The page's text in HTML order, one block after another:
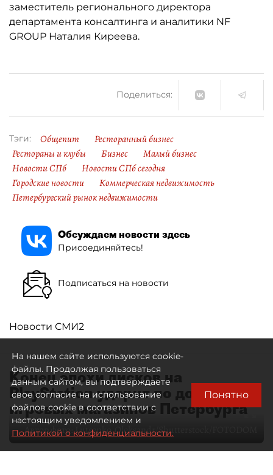
заместитель регионального директора
департамента консалтинга и аналитики NF
GROUP Наталия Киреева.
Поделиться:
Тэги: Общепит
Ресторанный бизнес
Рестораны и клубы
Бизнес
Малый бизнес
Новости СПб
Новости СПб сегодня
Городские новости
Коммерческая недвижимость
Петербургский рынок недвижимости
Обсуждаем новости здесь
Присоединяйтесь!
Подписаться на новости
Новости СМИ2
Конец эпохи дисков на
PlayStation ударит по доходам
игровых магазинов Петербурга
Автор фото:Lutsenko_Oleksandr/Shutterstock/FOTODOM
На нашем сайте используются cookie-
файлы. Продолжая пользоваться
данным сайтом, вы подтверждаете
свое согласие на использование
файлов cookie в соответствии с
настоящим уведомлением и
Политикой о конфиденциальности.
Понятно